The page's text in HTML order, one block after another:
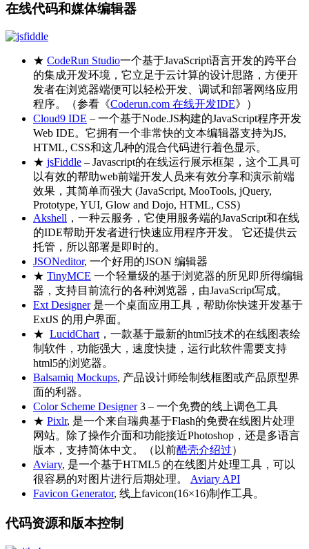
在线代码和媒体编辑器
★ CodeRun Studio一个基于JavaScript语言开发的跨平台
的集成开发环境，它立足于云计算的设计思路，方便开
发者在浏览器端便可以轻松开发、调试和部署网络应用
程序。（参看《Coderun.com 在线开发IDE》）
Cloud9 IDE – 一个基于Node.JS构建的JavaScript程序开发
Web IDE。它拥有一个非常快的文本编辑器支持为JS,
HTML, CSS和这几种的混合代码进行着色显示。
★ jsFiddle – Javascript的在线运行展示框架，这个工具可
以有效的帮助web前端开发人员来有效分享和演示前端
效果，其简单而强大 (JavaScript, MooTools, jQuery,
Prototype, YUI, Glow and Dojo, HTML, CSS)
Akshell ，一种云服务，它使用服务端的JavaScript和在线
的IDE帮助开发者进行快速应用程序开发。 它还提供云
托管，所以部署是即时的。
JSONeditor, 一个好用的JSON 编辑器
★ TinyMCE 一个轻量级的基于浏览器的所见即所得编辑
器，支持目前流行的各种浏览器，由JavaScript写成。
Ext Designer是一个桌面应用工具，帮助你快速开发基于
ExtJS 的用户界面。
★ LucidChart，一款基于最新的html5技术的在线图表绘
制软件，功能强大，速度快捷，运行此软件需要支持
html5的浏览器。
Balsamiq Mockups, 产品设计师绘制线框图或产品原型界
面的利器。
Color Scheme Designer3 – 一个免费的线上调色工具
★ Pixlr, 是一个来自瑞典基于Flash的免费在线图片处理
网站。除了操作介面和功能接近Photoshop，还是多语言
版本，支持简体中文。（以前酷壳介绍过）
Aviary, 是一个基于HTML5 的在线图片处理工具，可以
很容易的对图片进行后期处理。 Aviary API
Favicon Generator, 线上favicon(16×16)制作工具。
代码资源和版本控制